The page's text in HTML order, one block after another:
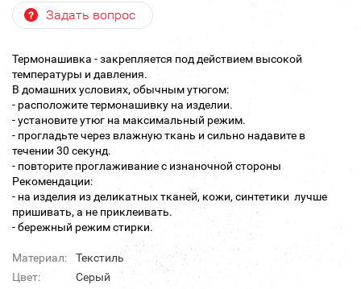
Задать вопрос
Термонашивка - закрепляется под действием высокой
температуры и давления.
В домашних условиях, обычным утюгом:
- расположите термонашивку на изделии.
- установите утюг на максимальный режим.
- прогладьте через влажную ткань и сильно надавите в
течении 30 секунд.
- повторите проглаживание с изнаночной стороны
Рекомендации:
- на изделия из деликатных тканей, кожи, синтетики лучше
пришивать, а не приклеивать.
- бережный режим стирки.
Материал:
Текстиль
Цвет:
Серый